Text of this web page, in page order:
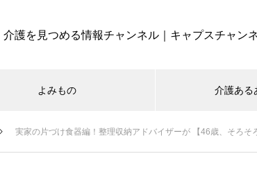
介護を見つめる情報チャンネル｜キャプスチャン
よみもの 介護ある
実家の片づけ食器編！整理収納アドバイザーが 【46歳、そろそ